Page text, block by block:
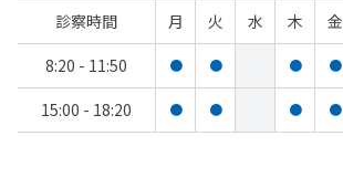
診察時間 月 火 水 木 金
8:20 - 11:50
● ● ● ●
15:00 - 18:20 ● ● ● ●